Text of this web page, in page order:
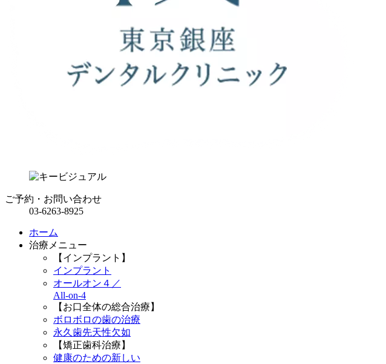
ご予約・お問い合わせ
03-6263-8925
ホーム
治療メニュー
【インプラント】
インプラント
オールオン４／
All-on-4
【お口全体の総合治療】
ボロボロの歯の治療
永久歯先天性欠如
【矯正歯科治療】
健康のための新しい